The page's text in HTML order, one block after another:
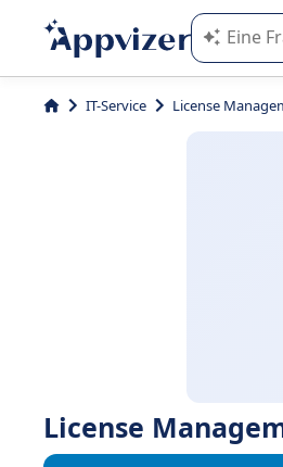
Die KI
IT-Service License
License